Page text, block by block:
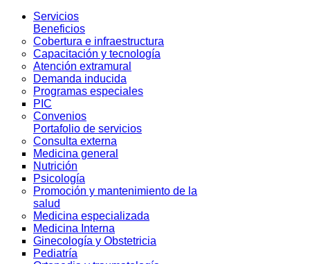
Servicios
Beneficios
Cobertura e infraestructura
Capacitación y tecnología
Atención extramural
Demanda inducida
Programas especiales
PIC
Convenios
Portafolio de servicios
Consulta externa
Medicina general
Nutrición
Psicología
Promoción y mantenimiento de la
salud
Medicina especializada
Medicina Interna
Ginecología y Obstetricia
Pediatría